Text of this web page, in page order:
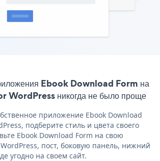
Ebook Download Form на
WordPress никогда не было проще
приложение Ebook Download
подберите стиль и цвета своего
Ebook Download Form на свою
пост, боковую панель, нижний
угодно на своем сайт.